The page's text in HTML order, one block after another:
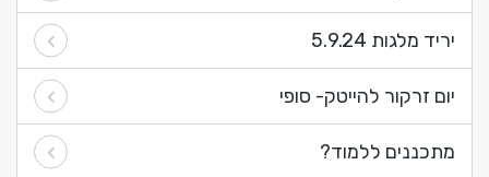
יריד מלגות 5.9.24
יום זרקור להייטק- סופי
מתכננים ללמוד?